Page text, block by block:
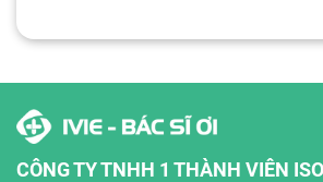
CÔNG TY TNHH 1 THÀNH VIÊN